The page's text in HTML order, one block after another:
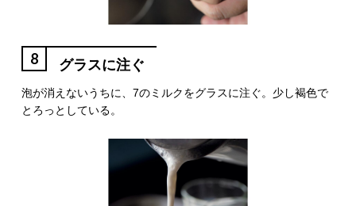
8 グラスに注ぐ
泡が消えないうちに、7のミルクをグラスに注ぐ。少し褐色で
とろっとしている。